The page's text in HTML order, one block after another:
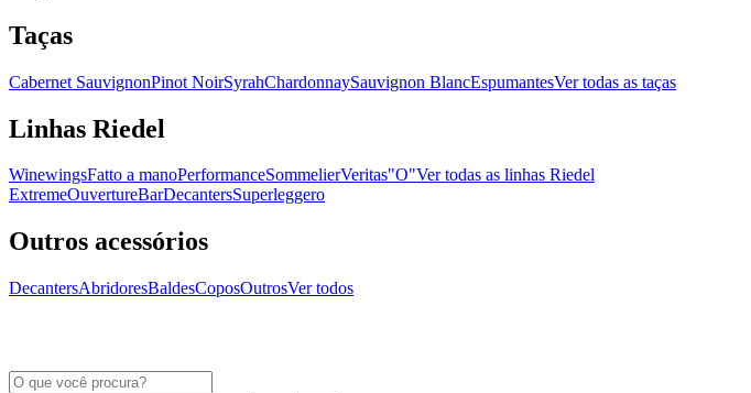
Taças
Cabernet SauvignonPinot NoirSyrahChardonnaySauvignon BlancEspumantesVer todas as taças
Linhas Riedel
WinewingsFatto a manoPerformanceSommelierVeritas"O"Ver todas as linhas Riedel
ExtremeOuvertureBarDecantersSuperleggero
Outros acessórios
DecantersAbridoresBaldesCoposOutrosVer todos